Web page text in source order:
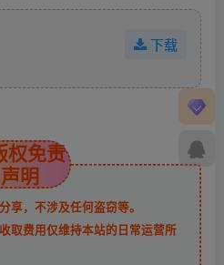
下载
权免责
声明
享，不涉及任何盗窃等。
取费用仅维持本站的日常运营所